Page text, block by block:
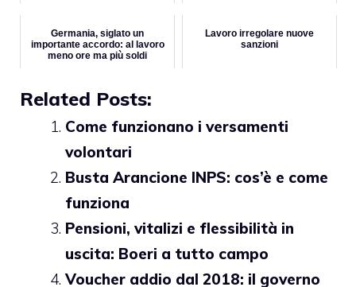
Germania, siglato un
importante accordo: al lavoro
meno ore ma più soldi
Lavoro irregolare nuove
sanzioni
Related Posts:
Come funzionano i versamenti
volontari
Busta Arancione INPS: cos’è e come
funziona
Pensioni, vitalizi e flessibilità in
uscita: Boeri a tutto campo
Voucher addio dal 2018: il governo